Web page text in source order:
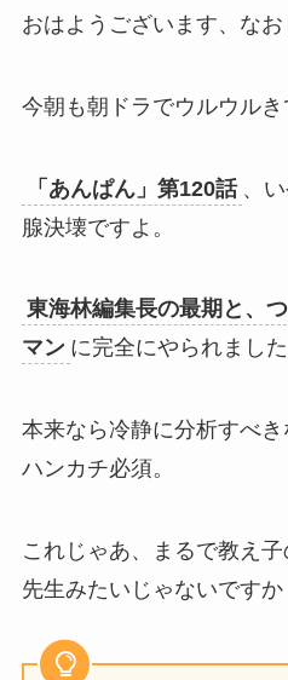
おはようございます、なお
今朝も朝ドラでウルウルき
「あんぱん」第120話 、
腺決壊ですよ。
東海林編集長の最期と、
マン に完全にやられました
本来なら冷静に分析すべ
ハンカチ必須。
これじゃあ、まるで教え
先生みたいじゃないですか